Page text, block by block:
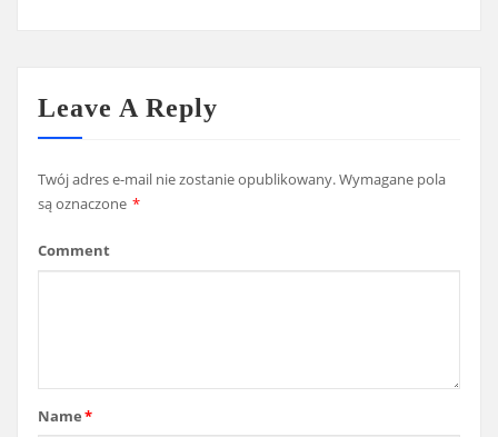
Leave A Reply
Twój adres e-mail nie zostanie opublikowany.Wymagane pola
są oznaczone *
Comment
Name*